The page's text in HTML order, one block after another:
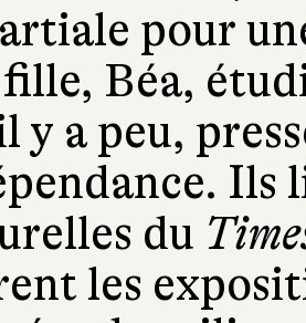
pour
Béa,
y a peu,
Ils
du
les